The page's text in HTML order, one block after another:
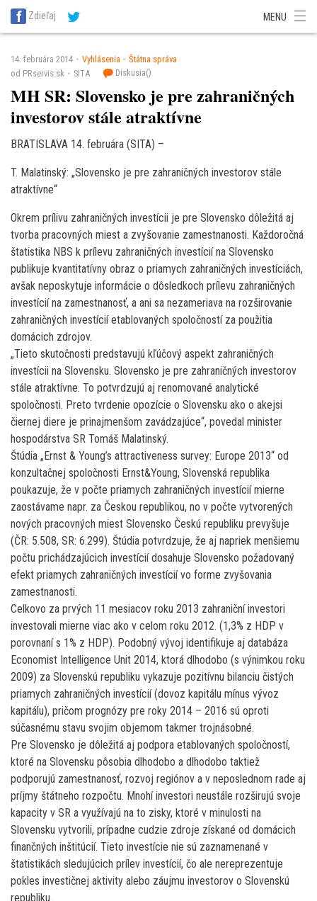
SITA Energetika
SITA Potravinárstvo
Zdieľaj MENU
14. februára 2014 Vyhlásenia
Štátna správa
od PRservis.sk
SITA Diskusia()
MH SR: Slovensko je pre zahraničných
investorov stále atraktívne
BRATISLAVA 14. februára (SITA) –
T. Malatinský: „Slovensko je pre zahraničných investorov stále
atraktívne“
Okrem prílivu zahraničných investícii je pre Slovensko dôležitá aj
tvorba pracovných miest a zvyšovanie zamestnanosti. Každoročná
štatistika NBS k prílevu zahraničných investícií na Slovensko
publikuje kvantitatívny obraz o priamych zahraničných investíciách,
avšak neposkytuje informácie o dôsledkoch prílevu zahraničných
investícií na zamestnanosť, a ani sa nezameriava na rozširovanie
zahraničných investícií etablovaných spoločností za použitia
domácich zdrojov.
„Tieto skutočnosti predstavujú kľúčový aspekt zahraničných
investícii na Slovensku. Slovensko je pre zahraničných investorov
stále atraktívne. To potvrdzujú aj renomované analytické
spoločnosti. Preto tvrdenie opozície o Slovensku ako o akejsi
čiernej diere je prinajmenšom zavádzajúce“, povedal minister
hospodárstva SR Tomáš Malatinský.
Štúdia „Ernst & Young’s attractiveness survey: Europe 2013“ od
konzultačnej spoločnosti Ernst&Young, Slovenská republika
poukazuje, že v počte priamych zahraničných investícií mierne
zaostávame napr. za Českou republikou, no v počte vytvorených
nových pracovných miest Slovensko Českú republiku prevyšuje
(ČR: 5.508, SR: 6.299). Štúdia potvrdzuje, že aj napriek menšiemu
počtu prichádzajúcich investícií dosahuje Slovensko požadovaný
efekt priamych zahraničných investícií vo forme zvyšovania
zamestnanosti.
Celkovo za prvých 11 mesiacov roku 2013 zahraniční investori
investovali mierne viac ako v celom roku 2012. (1,3% z HDP v
porovnaní s 1% z HDP). Podobný vývoj identifikuje aj databáza
Economist Intelligence Unit 2014, ktorá dlhodobo (s výnimkou roku
2009) za Slovenskú republiku vykazuje pozitívnu bilanciu čistých
priamych zahraničných investícií (dovoz kapitálu mínus vývoz
kapitálu), pričom prognózy pre roky 2014 – 2016 sú oproti
súčasnému stavu svojim objemom takmer trojnásobné.
Pre Slovensko je dôležitá aj podpora etablovaných spoločností,
ktoré na Slovensku pôsobia dlhodobo a dlhodobo taktiež
podporujú zamestnanosť, rozvoj regiónov a v neposlednom rade aj
príjmy štátneho rozpočtu. Mnohí investori neustále rozširujú svoje
kapacity v SR a využívajú na to zisky, ktoré v minulosti na
Slovensku vytvorili, prípadne cudzie zdroje získané od domácich
finančných inštitúcií. Tieto investície nie sú zaznamenané v
štatistikách sledujúcich prílev investícií, čo ale nereprezentuje
pokles investičnej aktivity alebo záujmu investorov o Slovenskú
republiku.